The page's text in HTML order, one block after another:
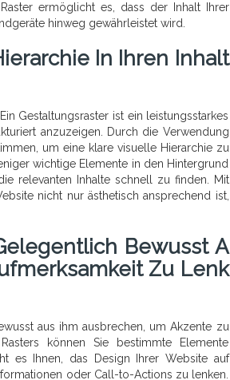
ermöglicht es, dass der Inhalt Ihrer
hinweg gewährleistet wird.
In Ihren Inhalt
Gestaltungsraster ist ein leistungsstarkes
anzuzeigen. Durch die Verwendung
um eine klare visuelle Hierarchie zu
wichtige Elemente in den Hintergrund
relevanten Inhalte schnell zu finden. Mit
nicht nur ästhetisch ansprechend ist,
Bewusst A
Zu Lenk
aus ihm ausbrechen, um Akzente zu
können Sie bestimmte Elemente
es Ihnen, das Design Ihrer Website auf
oder Call-to-Actions zu lenken.